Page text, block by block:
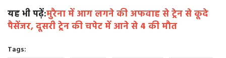
यह भी पढ़ें:मुरैना में आग लगने की अफवाह से ट्रेन से कूदे
पैसेंजर, दूसरी ट्रेन की चपेट में आने से 4 की मौत
Tags: